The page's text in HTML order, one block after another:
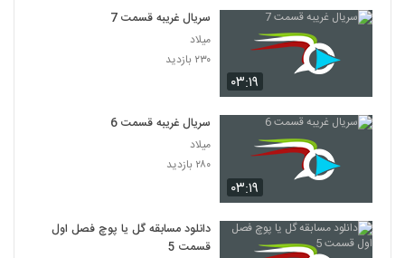
۰۳:۱۹
سریال غریبه قسمت 7
میلاد
۲۳۰ بازدید
۰۳:۱۹
سریال غریبه قسمت 6
میلاد
۲۸۰ بازدید
دانلود مسابقه گل یا پوچ فصل اول
قسمت 5